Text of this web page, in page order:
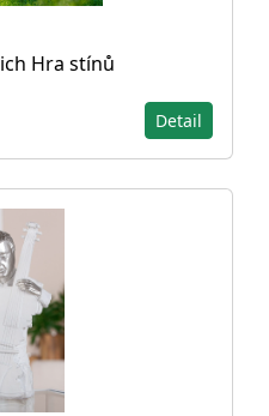
Hra stínů
Detail